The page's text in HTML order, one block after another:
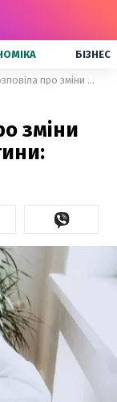
БІЗНЕС
Джамала розповіла про зміни після народження дитини: зворушливе фото
зміни